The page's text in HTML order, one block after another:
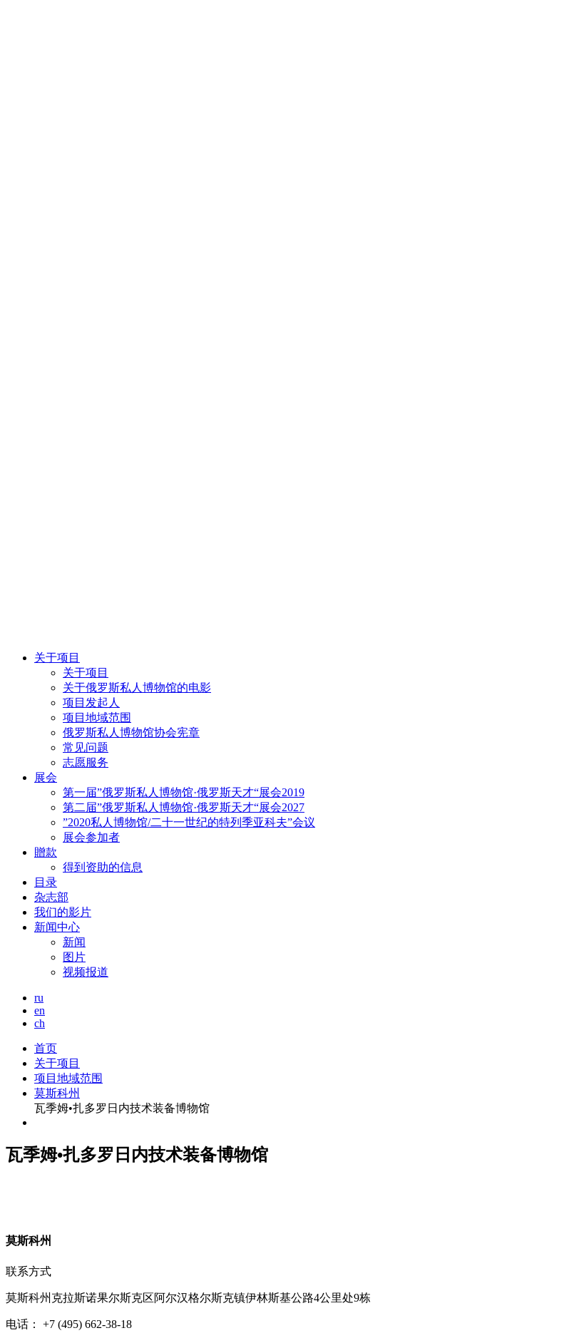
关于项目
关于项目
关于俄罗斯私人博物馆的电影
项目发起人
项目地域范围
俄罗斯私人博物馆协会宪章
常见问题
志愿服务
展会
第一届”俄罗斯私人博物馆·俄罗斯天才“展会2019
第二届”俄罗斯私人博物馆·俄罗斯天才“展会2027
”2020私人博物馆/二十一世纪的特列季亚科夫”会议
展会参加者
贈款
得到资助的信息
目录
杂志部
我们的影片
新闻中心
新闻
图片
视频报道
ru
en
ch
首页
关于项目
项目地域范围
莫斯科州
瓦季姆•扎多罗日内技术装备博物馆
瓦季姆•扎多罗日内技术装备博物馆
莫斯科州
联系方式
莫斯科州克拉斯诺果尔斯克区阿尔汉格尔斯克镇伊林斯基公路4公里处9栋
电话： +7 (495) 662-38-18